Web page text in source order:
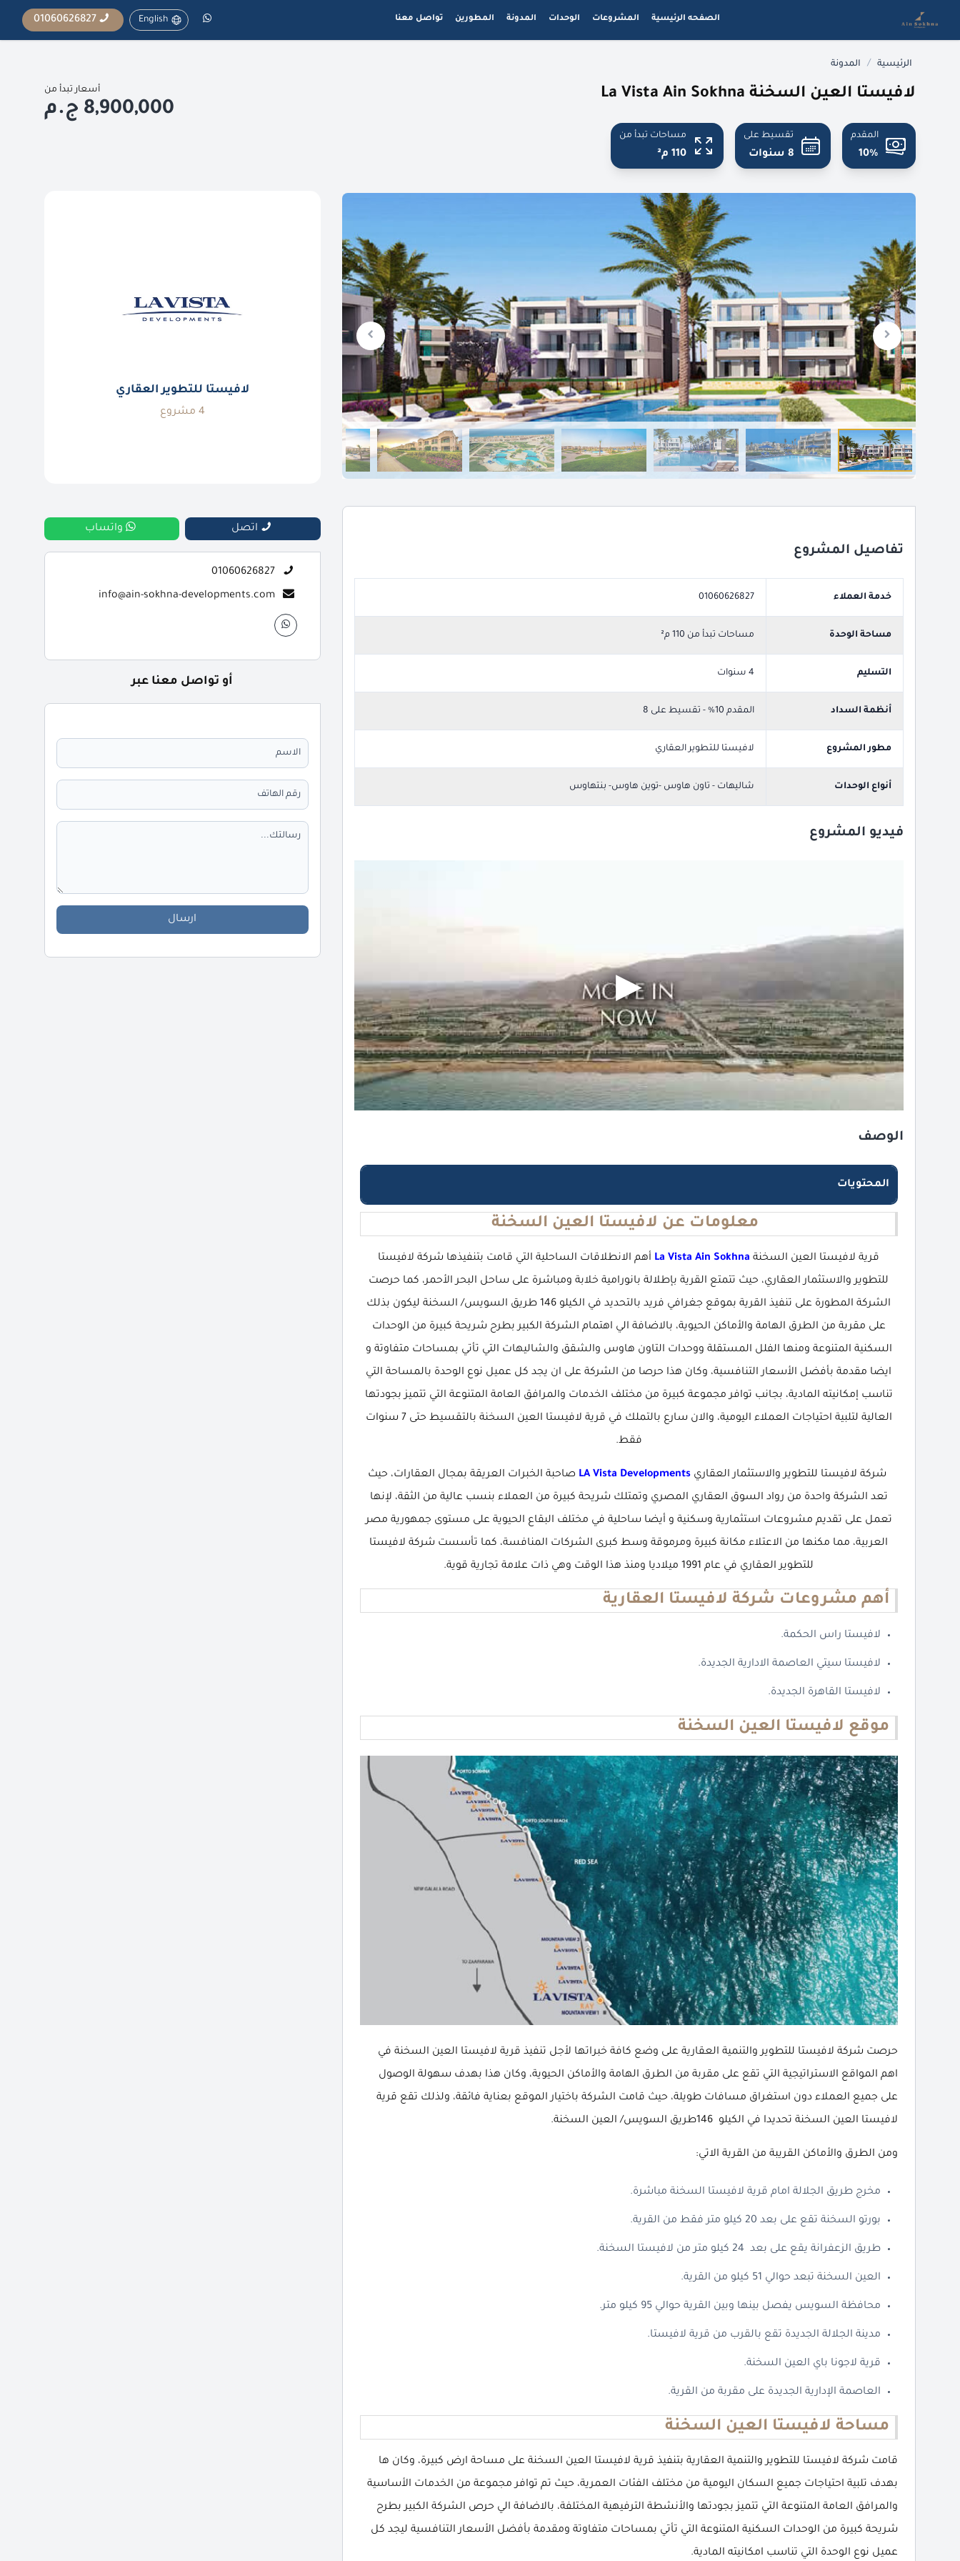
الصفحه الرئيسية المشروعات الوحدات المدونة المطورين تواصل معنا English
01060626827
الرئيسية / المدونة
لافيستا العين السخنة La Vista Ain Sokhna
المقدم
10%
تقسيط على
8 سنوات
مساحات تبدأ من
110 م²
أسعار تبدأ من
8,900,000 ج.م
لافيستا للتطوير العقاري
4 مشروع
تفاصيل المشروع
خدمة العملاء 01060626827
مساحة الوحدة مساحات تبدأ من 110 م²
التسليم 4 سنوات
أنظمة السداد المقدم 10% - تقسيط على 8
مطور المشروع لافيستا للتطوير العقاري
أنواع الوحدات شاليهات - تاون هاوس -توين هاوس- بنتهاوس
فيديو المشروع
الوصف
المحتويات
معلومات عن لافيستا العين السخنة
قرية لافيستا العين السخنة La Vista Ain Sokhna أهم الانطلاقات الساحلية التي قامت بتنفيذها شركة لافيستا
للتطوير والاستثمار العقاري، حيث تتمتع القرية بإطلالة بانورامية خلابة ومباشرة على ساحل البحر الأحمر، كما حرصت
الشركة المطورة على تنفيذ القرية بموقع جغرافي فريد بالتحديد في الكيلو 146 طريق السويس/ السخنة ليكون بذلك
على مقربة من الطرق الهامة والأماكن الحيوية، بالاضافة الي اهتمام الشركة الكبير بطرح شريحة كبيرة من الوحدات
السكنية المتنوعة ومنها الفلل المستقلة ووحدات التاون هاوس والشقق والشاليهات التي تأتي بمساحات متفاوتة و
ايضا مقدمة بأفضل الأسعار التنافسية، وكان هذا حرصا من الشركة على ان يجد كل عميل نوع الوحدة بالمساحة التي
تناسب إمكانيته المادية، بجانب توافر مجموعة كبيرة من مختلف الخدمات والمرافق العامة المتنوعة التي تتميز بجودتها
العالية لتلبية احتياجات العملاء اليومية، والان سارع بالتملك في قرية لافيستا العين السخنة بالتقسيط حتى 7 سنوات
فقط.
شركة لافيستا للتطوير والاستثمار العقاري LA Vista Developments صاحبة الخبرات العريقة بمجال العقارات، حيث
تعد الشركة واحدة من رواد السوق العقاري المصري وتمتلك شريحة كبيرة من العملاء بنسب عالية من الثقة، لإنها
تعمل على تقديم مشروعات استثمارية وسكنية و أيضا ساحلية في مختلف البقاع الحيوية على مستوى جمهورية مصر
العربية، مما مكنها من الاعتلاء مكانة كبيرة ومرموقة وسط كبرى الشركات المنافسة، كما تأسست شركة لافيستا
للتطوير العقاري في عام 1991 ميلاديا ومنذ هذا الوقت وهي ذات علامة تجارية قوية.
أهم مشروعات شركة لافيستا العقارية
لافيستا راس الحكمة.
لافيستا سيتي العاصمة الادارية الجديدة.
لافيستا القاهرة الجديدة.
موقع لافيستا العين السخنة
حرصت شركة لافيستا للتطوير والتنمية العقارية على وضع كافة خبراتها لأجل تنفيذ قرية لافيستا العين السخنة في
اهم المواقع الاستراتيجية التي تقع على مقربة من الطرق الهامة والأماكن الحيوية، وكان هذا بهدف سهولة الوصول
على جميع العملاء دون استغراق مسافات طويلة، حيث قامت الشركة باختيار الموقع بعناية فائقة، ولذلك تقع قرية
لافيستا العين السخنة تحديدا في الكيلو 146طريق السويس/ العين السخنة.
ومن الطرق والأماكن القريبة من القرية الاتي:
مخرج طريق الجلالة امام قرية لافيستا السخنة مباشرة.
بورتو السخنة تقع على بعد 20 كيلو متر فقط من القرية.
طريق الزعفرانة يقع على بعد 24 كيلو متر من لافيستا السخنة.
العين السخنة تبعد حوالي 51 كيلو من القرية.
محافظة السويس يفصل بينها وبين القرية حوالي 95 كيلو متر.
مدينة الجلالة الجديدة تقع بالقرب من قرية لافيستا.
قرية لاجونا باي العين السخنة.
العاصمة الإدارية الجديدة على مقربة من القرية.
مساحة لافيستا العين السخنة
قامت شركة لافيستا للتطوير والتنمية العقارية بتنفيذ قرية لافيستا العين السخنة على مساحة ارض كبيرة، وكان ها
بهدف تلبية احتياجات جميع السكان اليومية من مختلف الفئات العمرية، حيث تم توافر مجموعة من الخدمات الأساسية
والمرافق العامة المتنوعة التي تتميز بجودتها والأنشطة الترفيهية المختلفة، بالاضافة الي حرص الشركة الكبير بطرح
شريحة كبيرة من الوحدات السكنية المتنوعة التي تأتي بمساحات متفاوتة ومقدمة بأفضل الأسعار التنافسية ليجد كل
عميل نوع الوحدة التي تناسب امكانيته المادية.
اتصل واتساب
01060626827
info@ain-sokhna-developments.com
أو تواصل معنا عبر
ارسال